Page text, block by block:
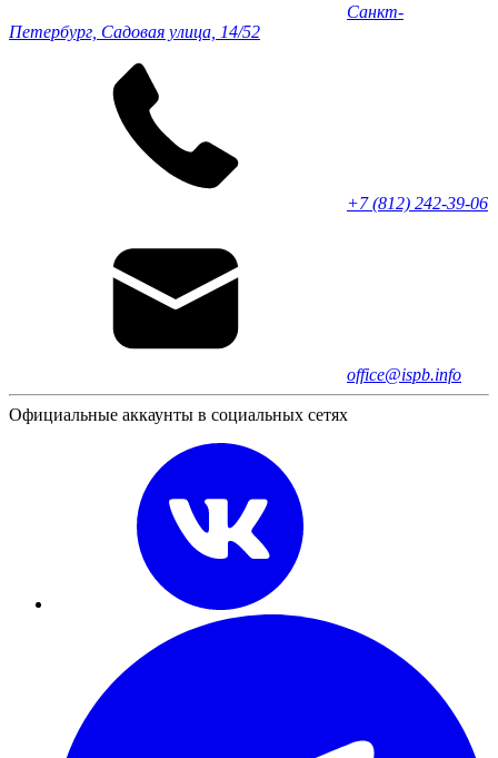
Санкт-
Петербург, Садовая улица, 14/52
+7 (812) 242-39-06
office@ispb.info
Официальные аккаунты в социальных сетях